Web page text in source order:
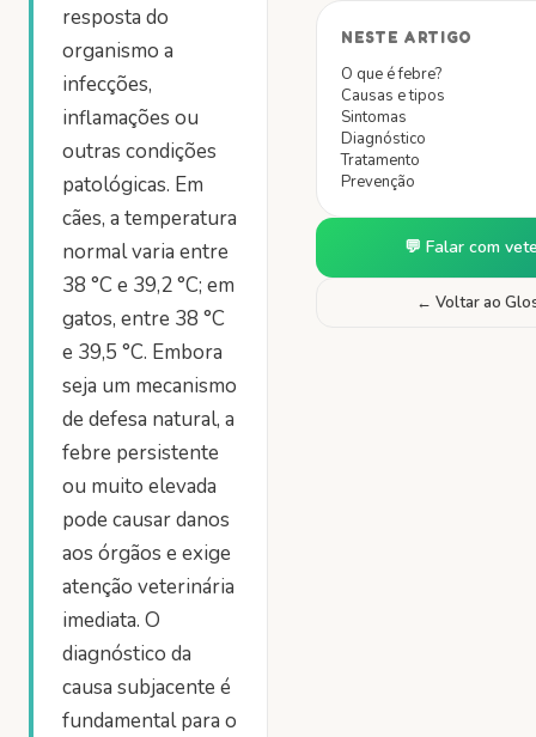
resposta do
organismo a
infecções,
inflamações ou
outras condições
patológicas. Em
cães, a temperatura
normal varia entre
38 °C e 39,2 °C; em
gatos, entre 38 °C
e 39,5 °C. Embora
seja um mecanismo
de defesa natural, a
febre persistente
ou muito elevada
pode causar danos
aos órgãos e exige
atenção veterinária
imediata. O
diagnóstico da
causa subjacente é
fundamental para o
NESTE ARTIGO
O que é febre?
Causas e tipos
Sintomas
Diagnóstico
Tratamento
Prevenção
💬 Falar com
← Voltar ao